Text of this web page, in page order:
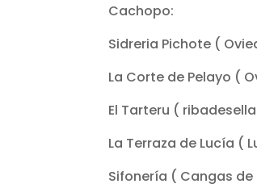
Cachopo:
Sidreria Pichote (
La Corte de Pelayo (
El Tarteru (
La Terraza de Lucía (
Sifonería ( Cangas de